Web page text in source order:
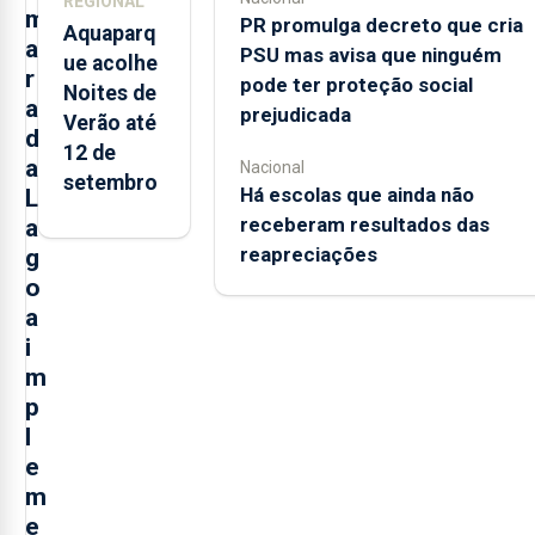
m
a
r
a
d
a
L
a
g
o
a
i
m
p
l
e
m
e
Aquaparq
ue acolhe
Noites de
Verão até
12 de
setembro
PR promulga decreto que cria
PSU mas avisa que ninguém
pode ter proteção social
prejudicada
Nacional
Há escolas que ainda não
receberam resultados das
reapreciações